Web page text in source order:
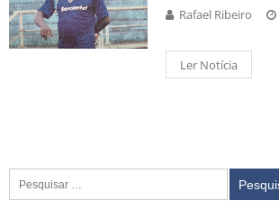
Rafael Ribeiro
Ler Notícia
por: